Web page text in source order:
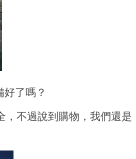
了嗎？
，不過說到購物，我們還是